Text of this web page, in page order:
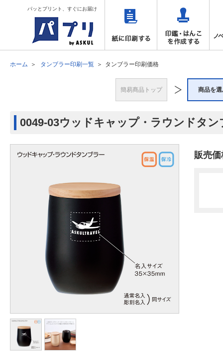
パッとプリント、すぐにお届け
ホーム タンブラー印刷一覧 タンブラー印刷価格
簡易商品トップ 商品を
0049-03ウッドキャップ・ラウンド
販売価